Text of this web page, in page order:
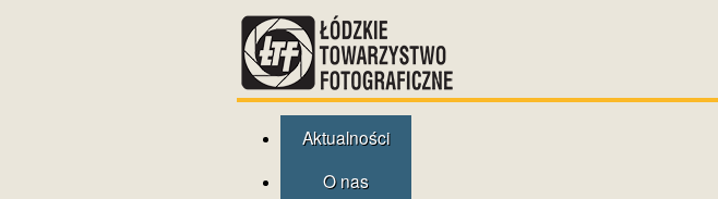
Aktualności
O nas